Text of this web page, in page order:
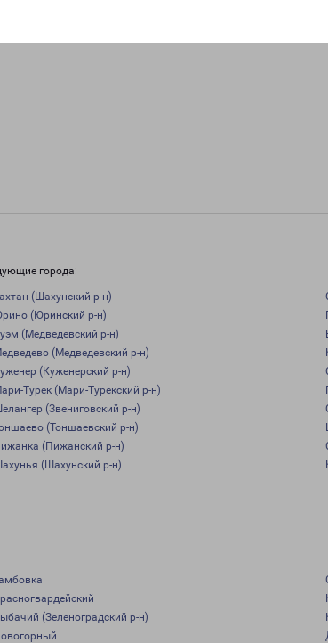
города:
(Шахунский р-н)
(Юринский р-н)
(Медведевский р-н)
(Медведевский р-н)
(Куженерский р-н)
Турек (Мари-Турекский р-н)
(Звениговский р-н)
(Тоншаевский р-н)
(Пижанский р-н)
(Шахунский р-н)
(Зеленоградский р-н)